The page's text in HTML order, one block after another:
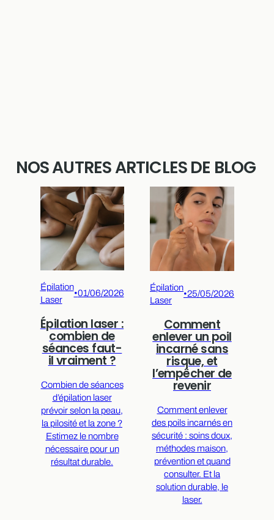
NOS AUTRES ARTICLES DE BLOG
Épilation
Laser
•01/06/2026
Épilation laser :
combien de
séances faut-
il vraiment ?
Combien de séances
d’épilation laser
prévoir selon la peau,
la pilosité et la zone ?
Estimez le nombre
nécessaire pour un
résultat durable.
Épilation
Laser
•25/05/2026
Comment
enlever un poil
incarné sans
risque, et
l’empêcher de
revenir
Comment enlever
des poils incarnés en
sécurité : soins doux,
méthodes maison,
prévention et quand
consulter. Et la
solution durable, le
laser.